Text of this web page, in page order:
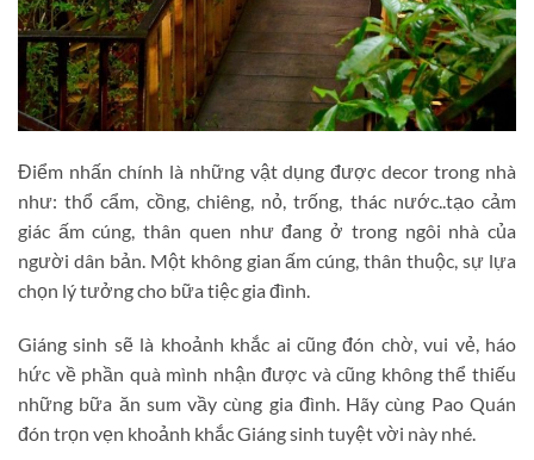
Điểm nhấn chính là những vật dụng được decor trong nhà
như: thổ cẩm, cồng, chiêng, nỏ, trống, thác nước..tạo cảm
giác ấm cúng, thân quen như đang ở trong ngôi nhà của
người dân bản. Một không gian ấm cúng, thân thuộc, sự lựa
chọn lý tưởng cho bữa tiệc gia đình.
Giáng sinh sẽ là khoảnh khắc ai cũng đón chờ, vui vẻ, háo
hức về phần quà mình nhận được và cũng không thể thiếu
những bữa ăn sum vầy cùng gia đình. Hãy cùng Pao Quán
đón trọn vẹn khoảnh khắc Giáng sinh tuyệt vời này nhé.